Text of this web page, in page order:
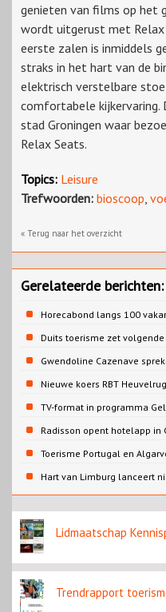
genieten van films op het
wordt uitgerust met Relax
eerste zalen is inmiddels
straks in het hart van de
elektrisch verstelbare
comfortabele kijkervaring.
stad Groningen waar
Relax Seats.
Topics: Leisure
Trefwoorden: bioscoop,
« Terug naar het overzicht
Gerelateerde berichten:
Horecabond langs 100
Cao-recreatie
Duits toerisme zet volgende
content
Gwendoline Cazenave
congres in Utrecht
Nieuwe koers RBT
zichtbaar in eerste
TV-format in programma
Rondje Gelderland
Radisson opent hotelapp in
Toerisme Portugal en
golftoerisme met nieuw
Hart van Limburg lanceert
wandelknooppuntenkaart
Roerdalen.
Lidmaatschap
Trendrapport